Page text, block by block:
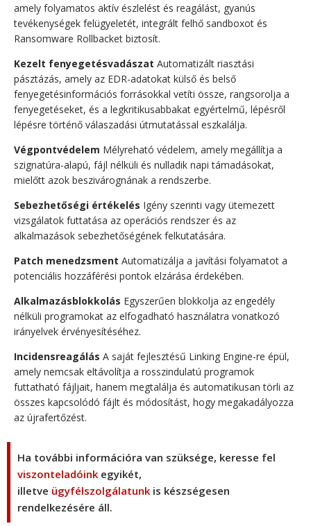
amely folyamatos aktív észlelést és reagálást, gyanús
tevékenységek felügyeletét, integrált felhő sandboxot és
Ransomware Rollbacket biztosít.
Kezelt fenyegetésvadászat Automatizált riasztási
pásztázás, amely az EDR-adatokat külső és belső
fenyegetésinformációs forrásokkal vetíti össze, rangsorolja a
fenyegetéseket, és a legkritikusabbakat egyértelmű, lépésről
lépésre történő válaszadási útmutatással eszkalálja.
Végpontvédelem Mélyreható védelem, amely megállítja a
szignatúra-alapú, fájl nélküli és nulladik napi támadásokat,
mielőtt azok beszivárognának a rendszerbe.
Sebezhetőségi értékelés Igény szerinti vagy ütemezett
vizsgálatok futtatása az operációs rendszer és az
alkalmazások sebezhetőségének felkutatására.
Patch menedzsment Automatizálja a javítási folyamatot a
potenciális hozzáférési pontok elzárása érdekében.
Alkalmazásblokkolás Egyszerűen blokkolja az engedély
nélküli programokat az elfogadható használatra vonatkozó
irányelvek érvényesítéséhez.
Incidensreagálás A saját fejlesztésű Linking Engine-re épül,
amely nemcsak eltávolítja a rosszindulatú programok
futtatható fájljait, hanem megtalálja és automatikusan törli az
összes kapcsolódó fájlt és módosítást, hogy megakadályozza
az újrafertőzést.
Ha további információra van szüksége, keresse fel
viszonteladóink egyikét,
illetve ügyfélszolgálatunk is készségesen
rendelkezésére áll.